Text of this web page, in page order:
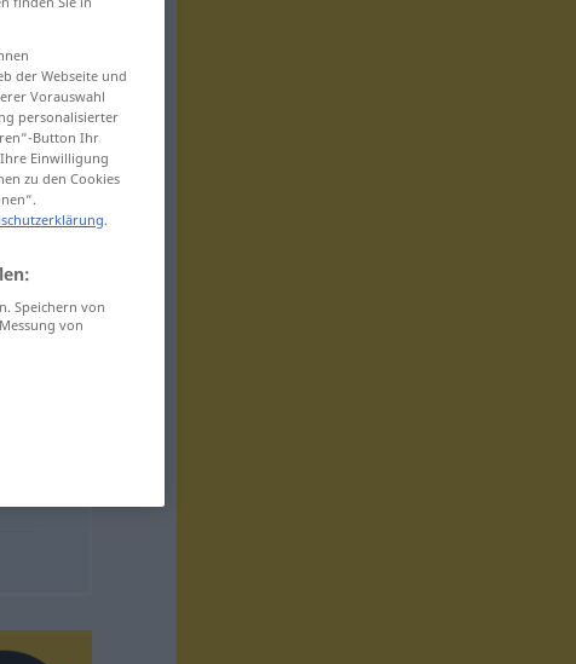
der Webseite und
Vorauswahl
personalisierter
Button Ihr
Einwilligung
zu den Cookies
.
Speichern von
von